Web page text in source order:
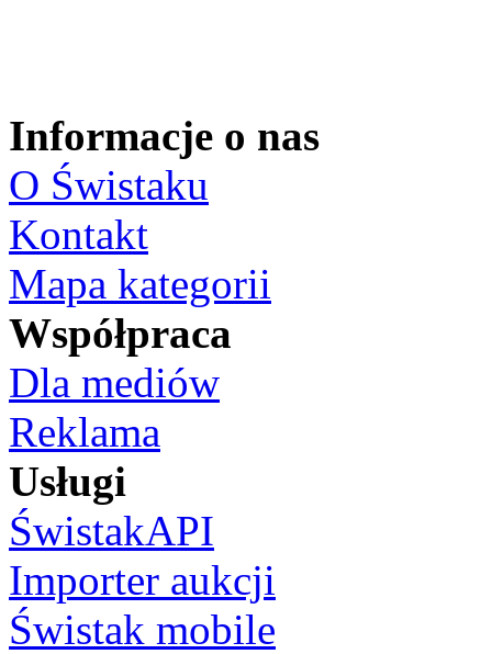
Informacje o nas
O Świstaku
Kontakt
Mapa kategorii
Współpraca
Dla mediów
Reklama
Usługi
ŚwistakAPI
Importer aukcji
Świstak mobile